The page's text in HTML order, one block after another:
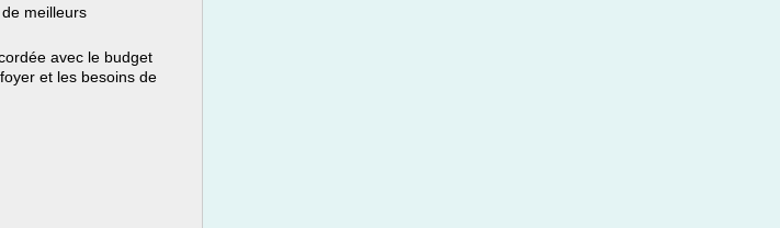
meilleurs
avec le budget
et les besoins de